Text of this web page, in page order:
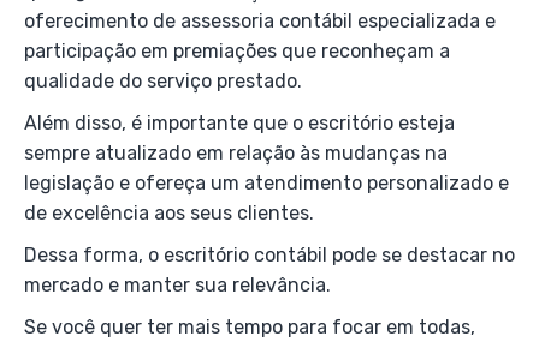
oferecimento de assessoria contábil especializada e
participação em premiações que reconheçam a
qualidade do serviço prestado.
Além disso, é importante que o escritório esteja
sempre atualizado em relação às mudanças na
legislação e ofereça um atendimento personalizado e
de excelência aos seus clientes.
Dessa forma, o escritório contábil pode se destacar no
mercado e manter sua relevância.
Se você quer ter mais tempo para focar em todas,